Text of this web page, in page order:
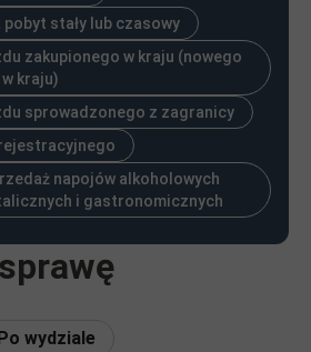
stały lub czasowy
zakupionego w kraju (nowego
kraju)
sprowadzonego z zagranicy
napojów alkoholowych
i gastronomicznych
wydziale